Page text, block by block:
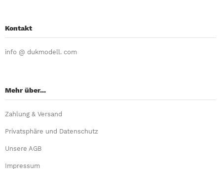
Kontakt
info @ dukmodell. com
Mehr über...
Zahlung & Versand
Privatsphäre und Datenschutz
Unsere AGB
Impressum